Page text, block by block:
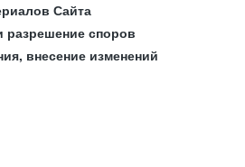
Сайта
споров
внесение изменений